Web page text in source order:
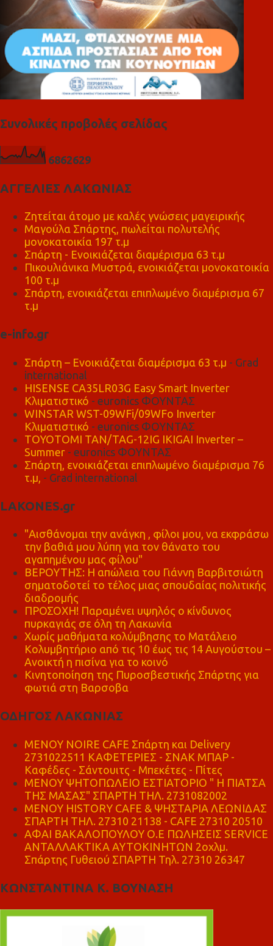
Συνολικές προβολές σελίδας
6862629
ΑΓΓΕΛΙΕΣ ΛΑΚΩΝΙΑΣ
Ζητείται άτομο με καλές γνώσεις μαγειρικής
Μαγούλα Σπάρτης, πωλείται πολυτελής
μονοκατοικία 197 τ.μ
Σπάρτη - Ενοικιάζεται διαμέρισμα 63 τ.μ
Πικουλιάνικα Μυστρά, ενοικιάζεται μονοκατοικία
100 τ.μ
Σπάρτη, ενοικιάζεται επιπλωμένο διαμέρισμα 67
τ.μ
e-info.gr
Σπάρτη – Ενοικιάζεται διαμέρισμα 63 τ.μ - Grad
international
HISENSE CA35LR03G Easy Smart Inverter
Κλιματιστικό - euronics ΦΟΥΝΤΑΣ
WINSTAR WST-09WFi/09WFo Inverter
Κλιματιστικό - euronics ΦΟΥΝΤΑΣ
TOYOTOMI TAN/TAG-12IG IKIGAI Inverter –
Summer - euronics ΦΟΥΝΤΑΣ
Σπάρτη, ενοικιάζεται επιπλωμένο διαμέρισμα 76
τ.μ, - Grad international
LAKONES.gr
"Αισθάνομαι την ανάγκη , φίλοι μου, να εκφράσω
την βαθιά μου λύπη για τον θάνατο του
αγαπημένου μας φίλου"
ΒΕΡΟΥΤΗΣ: Η απώλεια του Γιάννη Βαρβιτσιώτη
σηματοδοτεί το τέλος μιας σπουδαίας πολιτικής
διαδρομής
ΠΡΟΣΟΧΗ! Παραμένει υψηλός ο κίνδυνος
πυρκαγιάς σε όλη τη Λακωνία
Χωρίς μαθήματα κολύμβησης το Ματάλειο
Κολυμβητήριο από τις 10 έως τις 14 Αυγούστου –
Ανοικτή η πισίνα για το κοινό
Κινητοποίηση της Πυροσβεστικής Σπάρτης για
φωτιά στη Βαρσοβα
ΟΔΗΓΟΣ ΛΑΚΩΝΙΑΣ
MENOY NOIRE CAFE Σπάρτη και Delivery
2731022511 ΚΑΦΕΤΕΡΙΕΣ - ΣΝΑΚ ΜΠΑΡ -
Καφέδες - Σάντουιτς - Μπεκέτες - Πίτες
ΜΕΝΟΥ ΨΗΤΟΠΩΛΕΙΟ ΕΣΤΙΑΤΟΡΙΟ " Η ΠΙΑΤΣΑ
ΤΗΣ ΜΑΣΑΣ" ΣΠΑΡΤΗ ΤΗΛ. 2731082002
ΜΕΝΟΥ HISTORY CAFE & ΨΗΣΤΑΡΙΑ ΛΕΩΝΙΔΑΣ
ΣΠΑΡΤΗ ΤΗΛ. 27310 21138 - CAFE 27310 20510
ΑΦΑΙ ΒΑΚΑΛΟΠΟΥΛΟΥ Ο.Ε ΠΩΛΗΣΕΙΣ SERVICE
ΑΝΤΑΛΛΑΚΤΙΚΑ ΑΥΤΟΚΙΝΗΤΩΝ 2οχλμ.
Σπάρτης Γυθειού ΣΠΑΡΤΗ Τηλ. 27310 26347
ΚΩΝΣΤΑΝΤΙΝΑ Κ. ΒΟΥΝΑΣΗ